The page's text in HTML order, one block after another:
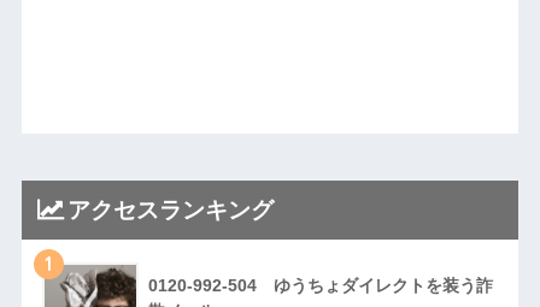
アクセスランキング
1
0120-992-504 ゆうちょダイレクトを装う詐